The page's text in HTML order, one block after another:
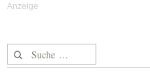
Suche nach: